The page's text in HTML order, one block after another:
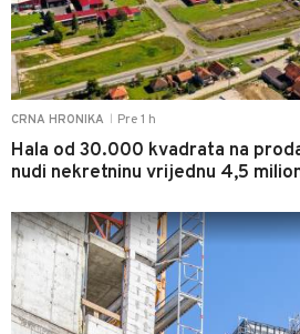
CRNA HRONIKA Pre 1 h
Hala od 30.000 kvadrata na
nudi nekretninu vrijednu 4,5